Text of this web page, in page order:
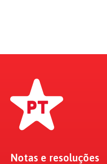
Notas e resoluções